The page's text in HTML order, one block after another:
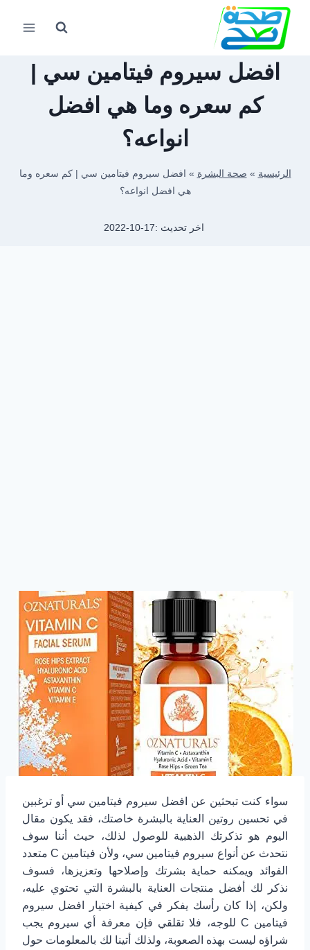
التجاوز
المحتوى
افضل سيروم فيتامين سي |
كم سعره وما هي افضل
انواعه؟
الرئيسية » صحة البشرة » افضل سيروم فيتامين سي | كم سعره وما
هي افضل انواعه؟
اخر تحديث :2022-10-17
سواء كنت تبحثين عن افضل سيروم فيتامين سي أو ترغبين
في تحسين روتين العناية بالبشرة خاصتك، فقد يكون مقال
اليوم هو تذكرتك الذهبية للوصول لذلك، حيث أننا سوف
نتحدث عن أنواع سيروم فيتامين سي، ولأن فيتامين C متعدد
الفوائد ويمكنه حماية بشرتك وإصلاحها وتعزيزها، فسوف
نذكر لك أفضل منتجات العناية بالبشرة التي تحتوي عليه،
ولكن، إذا كان رأسك يفكر في كيفية اختيار افضل سيروم
فيتامين C للوجه، فلا تقلقي فإن معرفة أي سيروم يجب
شراؤه ليست بهذه الصعوبة، ولذلك أتينا لك بالمعلومات حول